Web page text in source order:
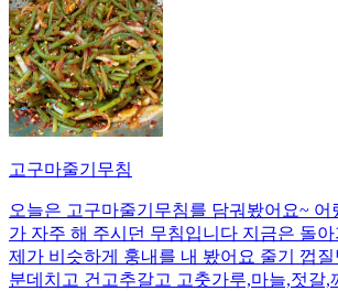
고구마줄기무침
오늘은 고구마줄기무침를 담궈봤어요~
가 자주 해 주시던 무침입니다 지금은 돌
제가 비슷하게 훙내를 내 봤어요 줄기 껍
분데치고 건고추갈고 고춧가루,마늘,젓갈,